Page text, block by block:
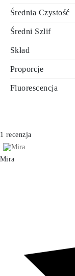
Średnia Czystość
Średni Szlif
Skład
Proporcje
Fluorescencja
1 recenzja
Mira